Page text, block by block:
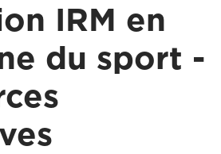
IRM en
du sport -